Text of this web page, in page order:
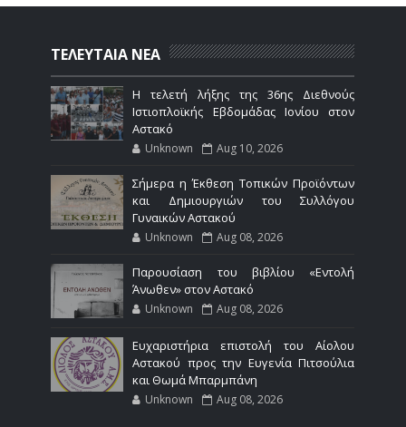
ΤΕΛΕΥΤΑΙΑ ΝΕΑ
Η τελετή λήξης της 36ης Διεθνούς
Ιστιοπλοϊκής Εβδομάδας Ιονίου στον
Αστακό
Unknown Aug 10, 2026
Σήμερα η Έκθεση Τοπικών Προϊόντων
και Δημιουργιών του Συλλόγου
Γυναικών Αστακού
Unknown Aug 08, 2026
Παρουσίαση του βιβλίου «Εντολή
Άνωθεν» στον Αστακό
Unknown Aug 08, 2026
Ευχαριστήρια επιστολή του Αίολου
Αστακού προς την Ευγενία Πιτσούλια
και Θωμά Μπαρμπάνη
Unknown Aug 08, 2026